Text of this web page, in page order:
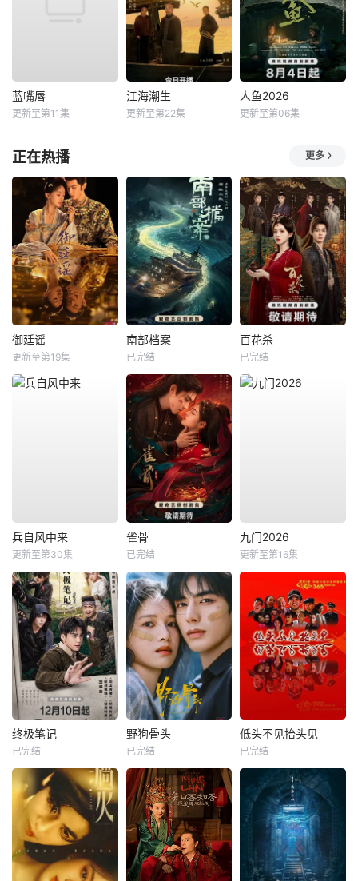
蓝嘴唇
更新至第11集
江海潮生
更新至第22集
人鱼2026
更新至第06集
正在热播 更多
御廷谣
更新至第19集
南部档案
已完结
百花杀
已完结
兵自风中来
更新至第30集
雀骨
已完结
九门2026
更新至第16集
终极笔记
已完结
野狗骨头
已完结
低头不见抬头见
已完结